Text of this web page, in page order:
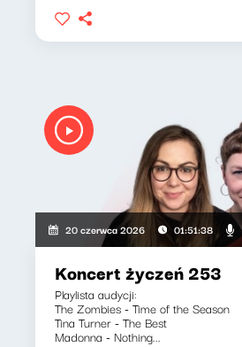
20 czerwca 2026 01:51:38
Koncert życzeń 253
Playlista audycji:
The Zombies - Time of the Season
Tina Turner - The Best
Madonna - Nothing...